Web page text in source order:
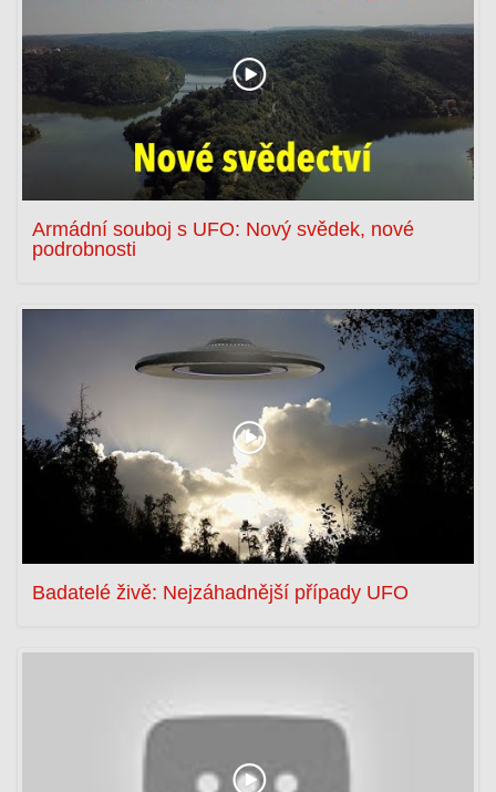
Armádní souboj s UFO: Nový svědek, nové
podrobnosti
Badatelé živě: Nejzáhadnější případy UFO